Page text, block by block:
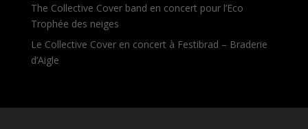
The Collective Cover band en concert pour l’Eco
Trophée des neiges
Le Collective Cover en concert à Festibrad – Braderie
d’Aigle